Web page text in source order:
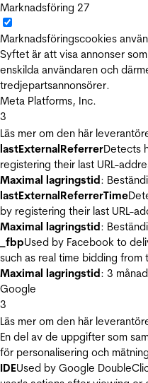
Marknadsföring 27
Marknadsföringscookies
Syftet är att visa annonser
enskilda användaren och
tredjepartsannonsörer.
Meta Platforms, Inc.
3
Läs mer om den här
lastExternalReferrerDetects
registering their last URL-
Maximal lagringstid:
lastExternalReferrerTime
by registering their last URL-
Maximal lagringstid:
_fbpUsed by Facebook to
such as real time bidding
Maximal lagringstid: 3
Google
3
Läs mer om den här
En del av de uppgifter som
för personalisering och
IDEUsed by Google